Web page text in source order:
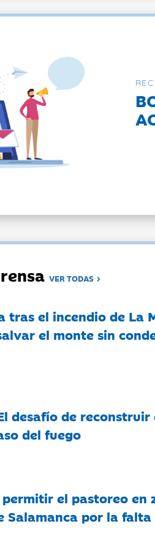
VER TODAS
tras el incendio de La
el monte sin
desafío de reconstruir
del fuego
permitir el pastoreo en
Salamanca por la falta